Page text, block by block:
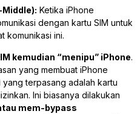
Ketika iPhone
dengan kartu SIM untuk
komunikasi ini.
kemudian “menipu” iPhone.
yang membuat iPhone
terpasang adalah kartu
Ini biasanya dilakukan
mem-bypass